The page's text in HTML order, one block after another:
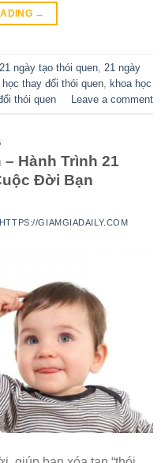
→
21 ngày tạo thói quen 21 ngày
học thay đổi thói quen khoa học
thói quen Leave a comment
Hành Trình 21
Đời Bạn
HTTPS://GIAMGIADAILY.COM